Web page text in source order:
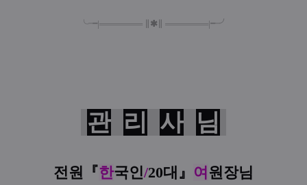
╰╼|═══════ ✱ ═══════|╾╯
관 리 사 님
전원 『한국인/20대 』 여 원장님